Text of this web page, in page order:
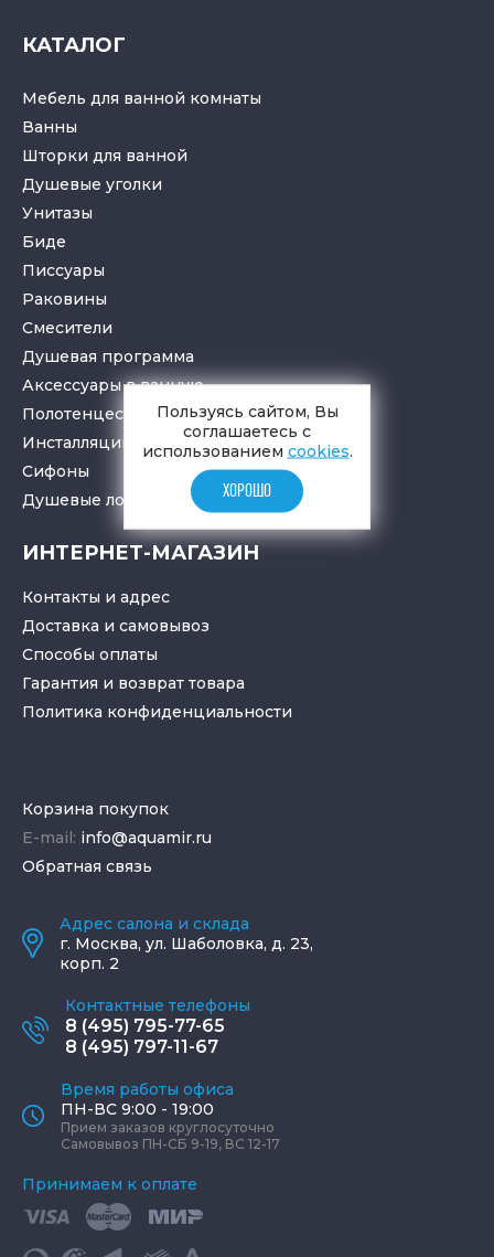
КАТАЛОГ
Мебель для ванной комнаты
Ванны
Шторки для ванной
Душевые уголки
Унитазы
Биде
Писсуары
Раковины
Смесители
Душевая программа
Аксессуары в ванную
Полотенцесушители
Инсталляции для санузлов
Cифоны
Душевые лотки
трапы
ИНТЕРНЕТ-МАГАЗИН
Контакты и адрес
Доставка и самовывоз
Способы оплаты
Гарантия и возврат товара
Политика конфиденциальности
Корзина покупок
E-mail: info@aquamir.ru
Обратная связь
Адрес салона и склада
г. Москва, ул. Шаболовка, д. 23,
корп. 2
Контактные телефоны
8 (495) 795-77-65
8 (495) 797-11-67
Время работы офиса
ПН-ВС 9:00 - 19:00
Прием заказов круглосуточно
Самовывоз ПН-СБ 9-19, ВС 12-17
Принимаем к оплате
Пользуясь сайтом, Вы
соглашаетесь с
использованием cookies.
ХОРОШО